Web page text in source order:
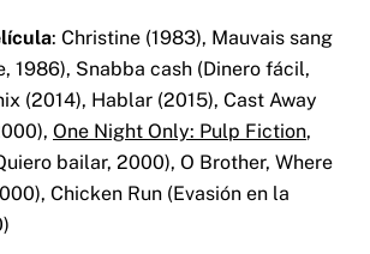
: Christine (1983), Mauvais sang
1986), Snabba cash (Dinero fácil,
(2014), Hablar (2015), Cast Away
One Night Only: Pulp Fiction,
bailar, 2000), O Brother, Where
Chicken Run (Evasión en la